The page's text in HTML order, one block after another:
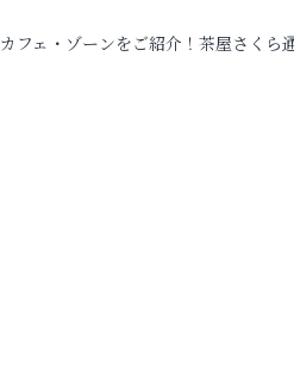
フェ・ゾーンをご紹介！茶屋さくら